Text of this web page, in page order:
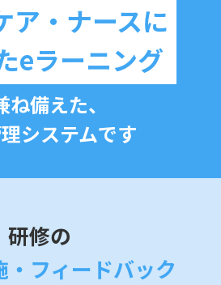
ア・ナースに
eラーニング
ね備えた、
システムです
研修の
・フィードバック